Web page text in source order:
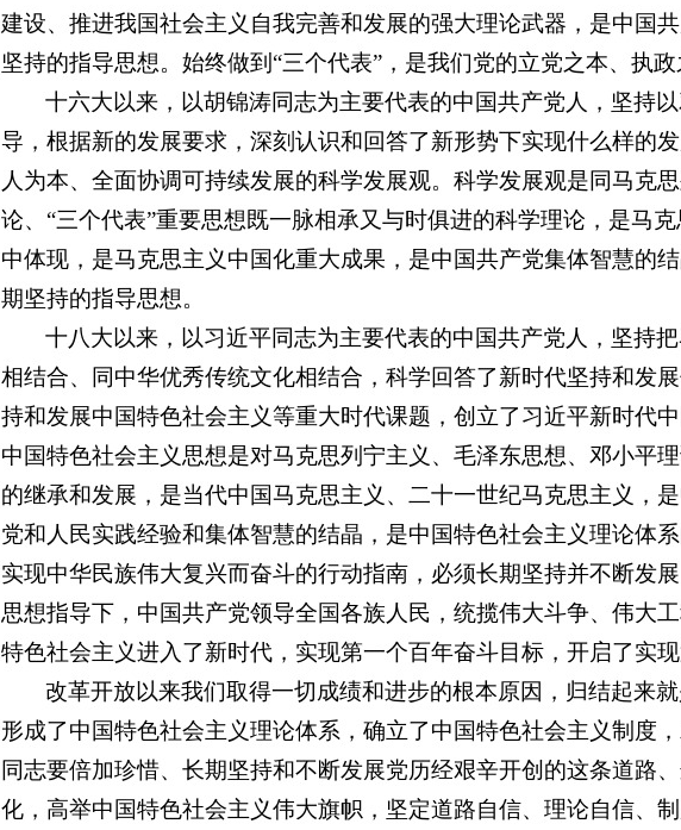
建设、推进我国社会主义自我完善和发展的强大理论武器，是中国
坚持的指导思想。始终做到“三个代表”，是我们党的立党之本、执政
十六大以来，以胡锦涛同志为主要代表的中国共产党人，坚持
导，根据新的发展要求，深刻认识和回答了新形势下实现什么样的
人为本、全面协调可持续发展的科学发展观。科学发展观是同马克
论、“三个代表”重要思想既一脉相承又与时俱进的科学理论，是马
中体现，是马克思主义中国化重大成果，是中国共产党集体智慧的
期坚持的指导思想。
十八大以来，以习近平同志为主要代表的中国共产党人，坚持
相结合、同中华优秀传统文化相结合，科学回答了新时代坚持和发
持和发展中国特色社会主义等重大时代课题，创立了习近平新时代
中国特色社会主义思想是对马克思列宁主义、毛泽东思想、邓小平
的继承和发展，是当代中国马克思主义、二十一世纪马克思主义，
党和人民实践经验和集体智慧的结晶，是中国特色社会主义理论体
实现中华民族伟大复兴而奋斗的行动指南，必须长期坚持并不断发
思想指导下，中国共产党领导全国各族人民，统揽伟大斗争、伟大
特色社会主义进入了新时代，实现第一个百年奋斗目标，开启了实
改革开放以来我们取得一切成绩和进步的根本原因，归结起来
形成了中国特色社会主义理论体系，确立了中国特色社会主义制度
同志要倍加珍惜、长期坚持和不断发展党历经艰辛开创的这条道路
化，高举中国特色社会主义伟大旗帜，坚定道路自信、理论自信、